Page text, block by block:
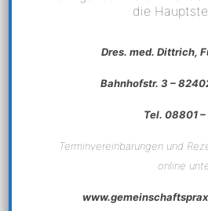
für Kinder
die in Deutschland im
die
Dres. med. Dittrich,
Bahnhofstr. 3 –
Tel. 08801
Terminvereinbarungen und
online